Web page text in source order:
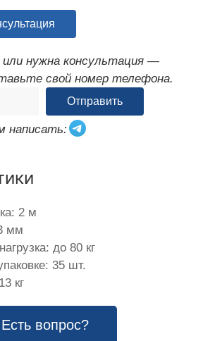
нужна консультация —
свой номер телефона.
Отправить
написать:
2 м
мм
до 80 кг
35 шт.
кг
Есть вопрос?